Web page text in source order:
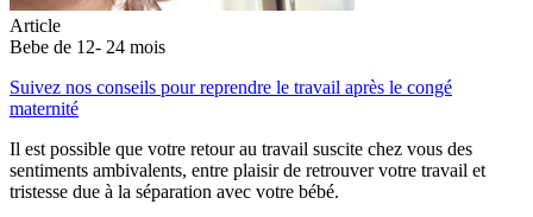
Article
Bebe de 12- 24 mois
Suivez nos conseils pour reprendre le travail après le congé
maternité
Il est possible que votre retour au travail suscite chez vous des
sentiments ambivalents, entre plaisir de retrouver votre travail et
tristesse due à la séparation avec votre bébé.